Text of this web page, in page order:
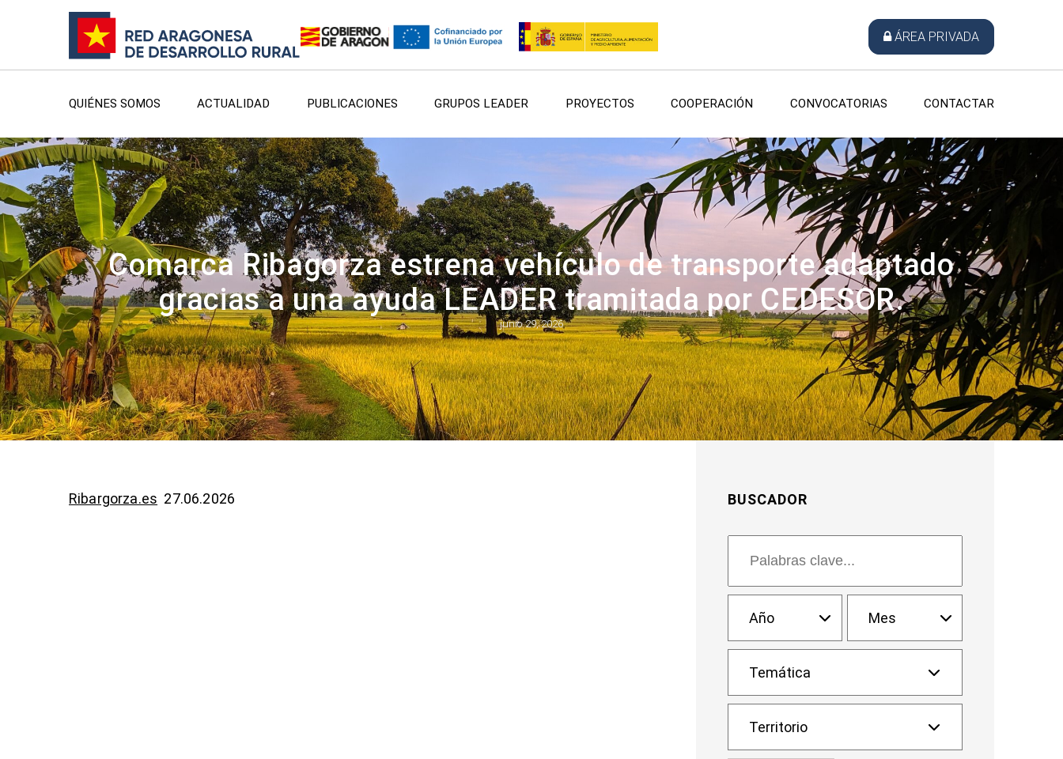
ÁREA PRIVADA
QUIÉNES SOMOS ACTUALIDAD PUBLICACIONES GRUPOS LEADER PROYECTOS COOPERACIÓN CONVOCATORIAS CONTACTAR
Comarca Ribagorza estrena vehículo de transporte adaptado
gracias a una ayuda LEADER tramitada por CEDESOR.
junio 29, 2026
Ribargorza.es 27.06.2026 BUSCADOR